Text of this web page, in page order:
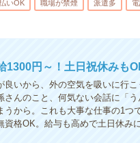
いOK 職場が禁煙 派遣多
円～！土日祝休みも
良いから、外の空気を吸いに行
んのこと、何気ない会話に「
から。これも大事な仕事の1つ
格OK。給与も高めで土日休み